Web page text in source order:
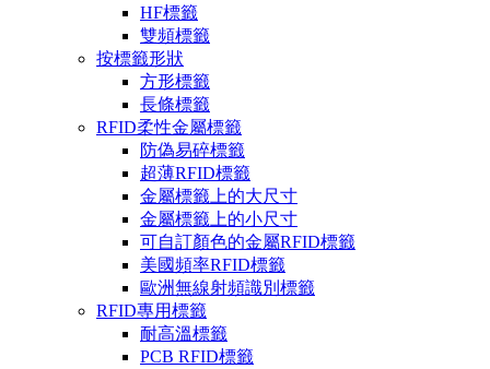
HF標籤
雙頻標籤
按標籤形狀
方形標籤
長條標籤
RFID柔性金屬標籤
防偽易碎標籤
超薄RFID標籤
金屬標籤上的大尺寸
金屬標籤上的小尺寸
可自訂顏色的金屬RFID標籤
美國頻率RFID標籤
歐洲無線射頻識別標籤
RFID專用標籤
耐高溫標籤
PCB RFID標籤